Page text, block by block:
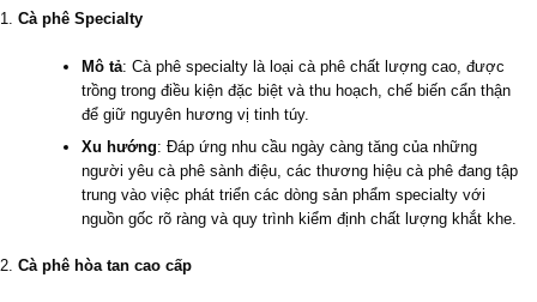
Cà phê Specialty
Mô tả: Cà phê specialty là loại cà phê chất lượng cao, được
trồng trong điều kiện đặc biệt và thu hoạch, chế biến cẩn thận
để giữ nguyên hương vị tinh túy.
Xu hướng: Đáp ứng nhu cầu ngày càng tăng của những
người yêu cà phê sành điệu, các thương hiệu cà phê đang tập
trung vào việc phát triển các dòng sản phẩm specialty với
nguồn gốc rõ ràng và quy trình kiểm định chất lượng khắt khe.
Cà phê hòa tan cao cấp